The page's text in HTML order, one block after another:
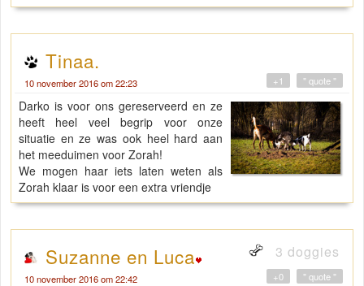
Tinaa.
10 november 2016 om 22:23 " quote "
+1
Darko is voor ons gereserveerd en ze
heeft heel veel begrip voor onze
situatie en ze was ook heel hard aan
het meeduimen voor Zorah!
We mogen haar iets laten weten als
Zorah klaar is voor een extra vriendje
Suzanne en Luca 3 doggies
10 november 2016 om 22:42 " quote "
+0